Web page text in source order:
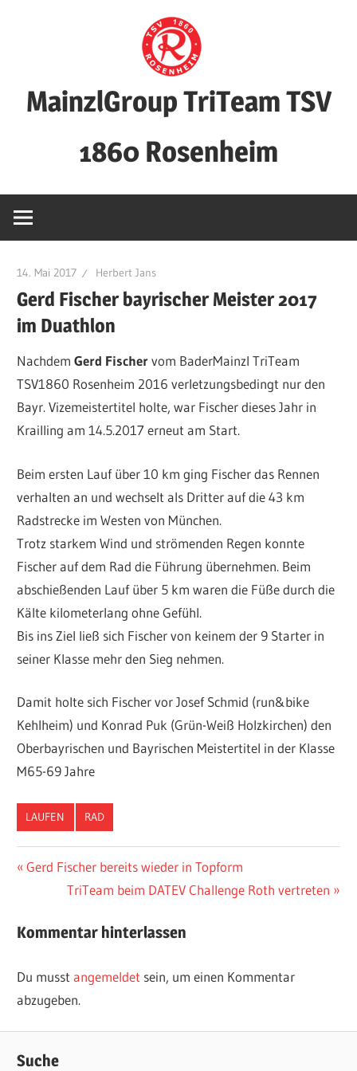
MainzlGroup TriTeam TSV
1860 Rosenheim
14. Mai 2017 Herbert Jans
Gerd Fischer bayrischer Meister 2017
im Duathlon
NachdemGerd Fischervom BaderMainzl TriTeam
TSV1860 Rosenheim 2016 verletzungsbedingt nur den
Bayr. Vizemeistertitel holte, war Fischer dieses Jahr in
Krailling am 14.5.2017 erneut am Start.
Beim ersten Lauf über 10 km ging Fischer das Rennen
verhalten an und wechselt als Dritter auf die 43 km
Radstrecke im Westen von München.
Trotz starkem Wind und strömenden Regen konnte
Fischer auf dem Rad die Führung übernehmen. Beim
abschießenden Lauf über 5 km waren die Füße durch die
Kälte kilometerlang ohne Gefühl.
Bis ins Ziel ließ sich Fischer von keinem der 9 Starter in
seiner Klasse mehr den Sieg nehmen.
Damit holte sich Fischer vor Josef Schmid (run&bike
Kehlheim) und Konrad Puk (Grün-Weiß Holzkirchen) den
Oberbayrischen und Bayrischen Meistertitel in der Klasse
M65-69 Jahre
LAUFEN RAD
Beitragsnavigation
Vorheriger
Beitrag:
Gerd Fischer bereits wieder in Topform
Nächster
TriTeam beim DATEV Challenge Roth vertreten
Kommentar hinterlassen
Du musstangemeldet sein, um einen Kommentar
abzugeben.
Suche